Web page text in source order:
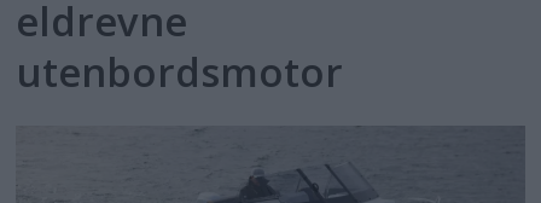
eldrevne
utenbordsmotor